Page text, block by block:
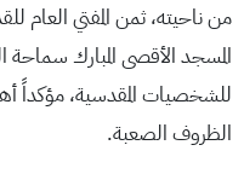
من ناحيته، ثمن المفتي العام
المسجد الأقصى المبارك سماحة
للشخصيات المقدسية، مؤكداً
الظروف الصعبة.